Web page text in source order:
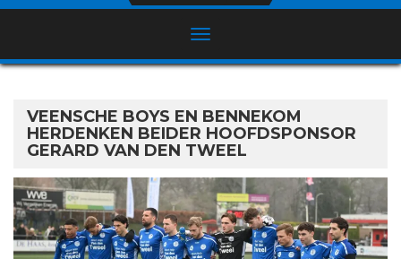
VEENSCHE BOYS EN BENNEKOM
HERDENKEN BEIDER HOOFDSPONSOR
GERARD VAN DEN TWEEL